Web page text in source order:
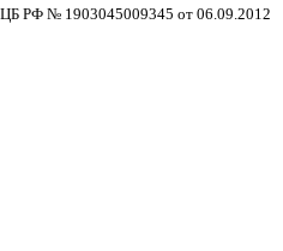
РФ № 1903045009345 от 06.09.2012